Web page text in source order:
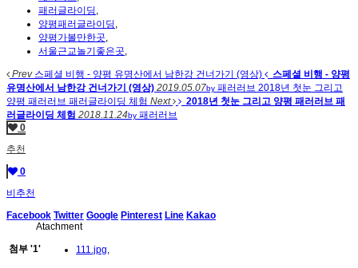
패러글라이딩,
양평패러글라이딩,
양평가볼만한곳,
서울근교놀기좋은곳,
Prev스페셜 비행 - 양평 유명산에서 남한강 건너가기 (영상)
스페셜 비행 - 양평
유명산에서 남한강 건너가기 (영상) 2019.05.07by 패러러브 2018년 첫눈 그리고
양평 패러러브 패러글라이딩 체험 Next
2018년 첫눈 그리고 양평 패러러브 패
러글라이딩 체험 2018.11.24by 패러러브
0
추천
0
비추천
Facebook Twitter Google Pinterest Line Kakao
Atachment
첨부 '1' 111.jpg,